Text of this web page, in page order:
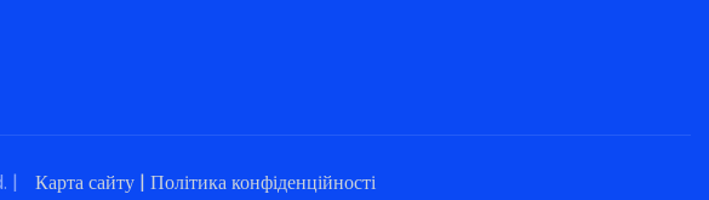
| Карта сайту | Політика конфіденційності